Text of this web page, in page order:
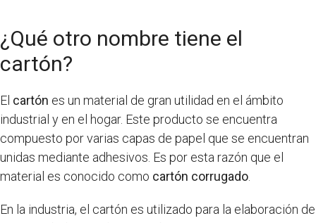
¿Qué otro nombre tiene el
cartón?
El cartón es un material de gran utilidad en el ámbito
industrial y en el hogar. Este producto se encuentra
compuesto por varias capas de papel que se encuentran
unidas mediante adhesivos. Es por esta razón que el
material es conocido como cartón corrugado
En la industria, el cartón es utilizado para la elaboración de